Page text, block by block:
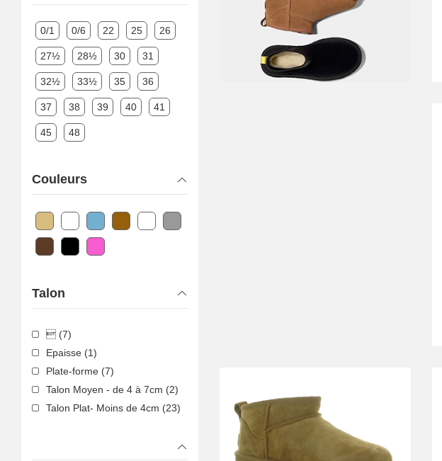
0/1 0/6 22 25 26
27½ 28½ 30 31
32½ 33½ 35 36
37 38 39 40 41
45 48
Couleurs
Talon
 (7)
Epaisse (1)
Plate-forme (7)
Talon Moyen - de 4 à 7cm (2)
Talon Plat- Moins de 4cm (23)